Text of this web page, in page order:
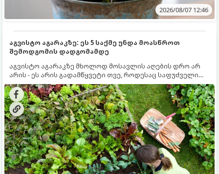
2026/08/07 12:46
აგვისტო აგარაკზე: ეს 5 საქმე უნდა მოასწროთ
შემოდგომის დადგომამდე
აგვისტო აგარაკზე მხოლოდ მოსავლის აღების დრო არ
არის - ეს არის გადამწყვეტი თვე, როდესაც საფუძველი
ეყრება მომავალი წლის მოსავალს და ბაღი მზადდება
შემოდგომა-ზამთრის სეზონისთვის. იმისათვის, რომ
ნიადაგმა ენერგია აღიდგინოს, ხოლო მცენარეებმა
ზამთარს გაუძლონ, აგვისტოს ბოლომდე 5
მნიშვნელოვანი საქმის გაკეთება უნდა მოასწროთ: